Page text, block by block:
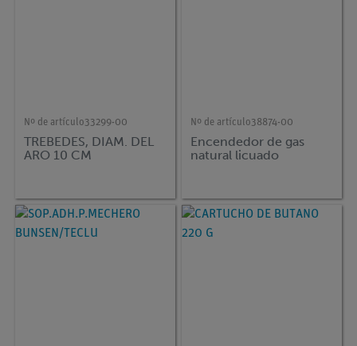
Nº de artículo33299-00
TREBEDES, DIAM. DEL
ARO 10 CM
Nº de artículo38874-00
Encendedor de gas
natural licuado